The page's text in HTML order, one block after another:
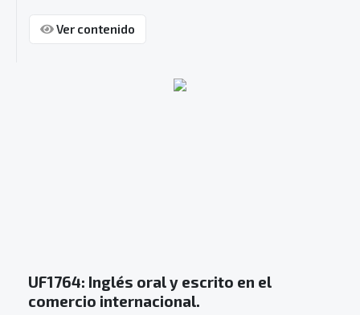
Ver contenido
UF1764: Inglés oral y escrito en el
comercio internacional.